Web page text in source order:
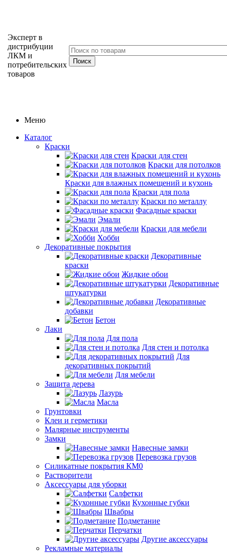
Эксперт в
дистрибуции
ЛКМ и
потребительских
товаров
Меню
Каталог
Краски
Краски для стен
Краски для потолков
Краски для влажных помещений и кухонь
Краски для пола
Краски по металлу
Фасадные краски
Эмали
Краски для мебели
Хобби
Декоративные покрытия
Декоративные
краски
Жидкие обои
Декоративные
штукатурки
Декоративные
добавки
Бетон
Лаки
Для пола
Для стен и потолка
Для
декоративных покрытий
Для мебели
Защита дерева
Лазурь
Масла
Грунтовки
Клеи и герметики
Малярные инструменты
Замки
Навесные замки
Перевозка грузов
Силикатные покрытия КМ0
Растворители
Аксессуары для уборки
Салфетки
Кухонные губки
Швабры
Подметание
Перчатки
Другие аксессуары
Рекламные материалы